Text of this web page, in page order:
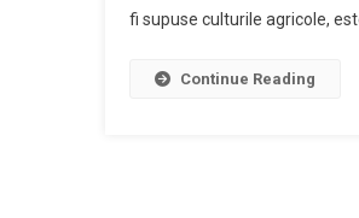
fi supuse culturile agricole,
Continue Reading